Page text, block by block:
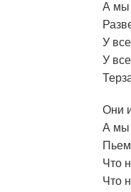
А мы
У
У
Они
А мы
Что
Что